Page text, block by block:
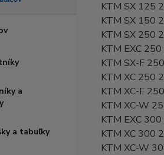
a
a tabuľky
KTM SX 125
KTM SX 150
KTM SX 250
KTM EXC
KTM SX-F
KTM XC 250
KTM XC-F
KTM XC-W
KTM EXC
KTM XC 300
KTM XC-W